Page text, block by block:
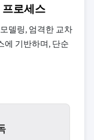
프로세스
델링, 엄격한 교차
에 기반하며, 단순